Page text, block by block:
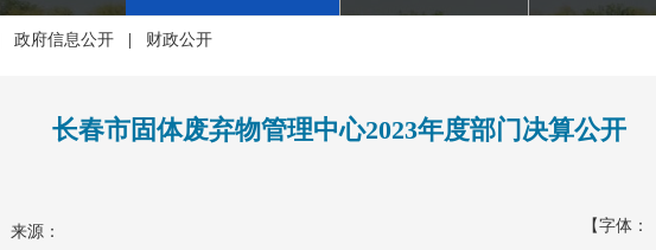
政府信息公开 财政公开
长春市固体废弃物管理中心2023年度部门决算公开
来源： 【字体：